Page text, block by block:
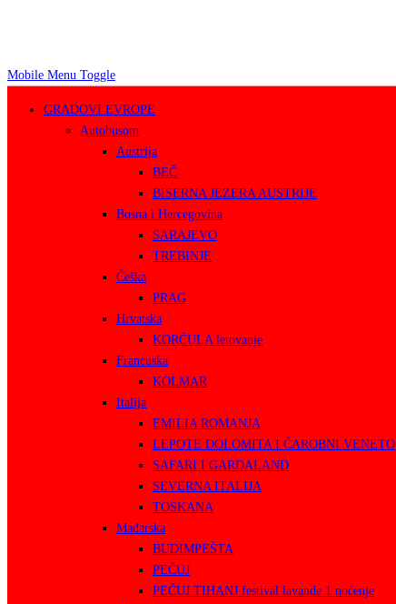
Mobile Menu Toggle
GRADOVI EVROPE
Autobusom
Austrija
BEČ
BISERNA JEZERA AUSTRIJE
Bosna i Hercegovina
SARAJEVO
TREBINJE
Češka
PRAG
Hrvatska
KORČULA letovanje
Francuska
KOLMAR
Italija
EMILIA ROMANJA
LEPOTE DOLOMITA I ČAROBNI VENETO
SAFARI I GARDALAND
SEVERNA ITALIJA
TOSKANA
Mađarska
BUDIMPEŠTA
PEČUJ
PEČUJ TIHANJ festival lavande 1 noćenje